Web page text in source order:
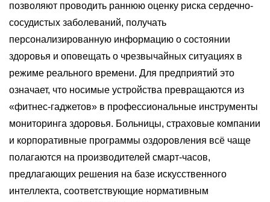
позволяют проводить раннюю оценку риска сердечно-
сосудистых заболеваний, получать
персонализированную информацию о состоянии
здоровья и оповещать о чрезвычайных ситуациях в
режиме реального времени. Для предприятий это
означает, что носимые устройства превращаются из
«фитнес-гаджетов» в профессиональные инструменты
мониторинга здоровья. Больницы, страховые компании
и корпоративные программы оздоровления всё чаще
полагаются на производителей смарт-часов,
предлагающих решения на базе искусственного
интеллекта, соответствующие нормативным